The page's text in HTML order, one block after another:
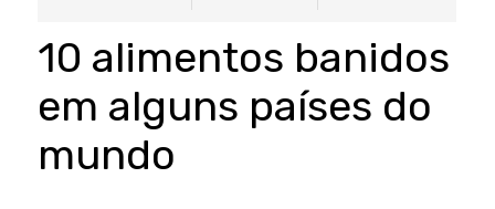
10 alimentos banidos
em alguns países do
mundo